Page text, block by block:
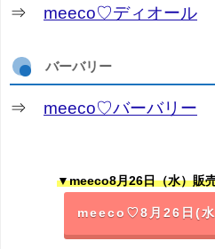
⇒ meeco♡ディオール
バーバリー
⇒ meeco♡バーバリー
▼meeco8月26日（水）販
meeco♡8月26日(水